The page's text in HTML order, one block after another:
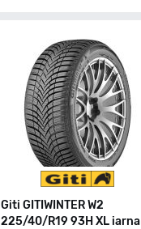
Giti GITIWINTER W2
225/40/R19 93H XL iarna